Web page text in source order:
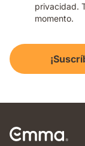
privacidad.
momento.